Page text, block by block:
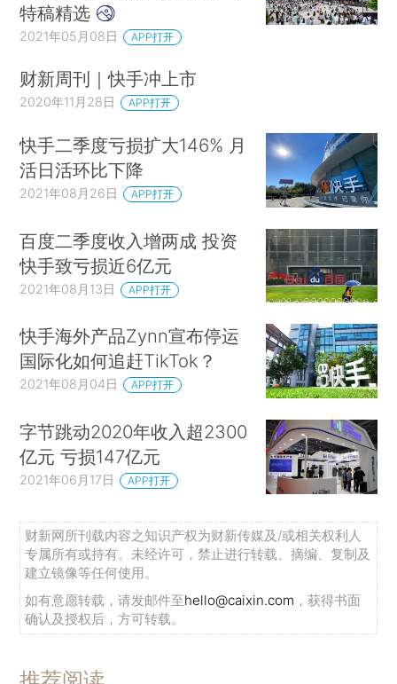
特稿精选
2021年05月08日 APP打开
财新周刊｜快手冲上市
2020年11月28日 APP打开
快手二季度亏损扩大146% 月
活日活环比下降
2021年08月26日 APP打开
百度二季度收入增两成 投资
快手致亏损近6亿元
2021年08月13日 APP打开
快手海外产品Zynn宣布停运
国际化如何追赶TikTok？
2021年08月04日 APP打开
字节跳动2020年收入超2300
亿元 亏损147亿元
2021年06月17日 APP打开
财新网所刊载内容之知识产权为财新传媒及/或相关权利人
专属所有或持有。未经许可，禁止进行转载、摘编、复制及
建立镜像等任何使用。
如有意愿转载，请发邮件至hello@caixin.com ，获得书面
确认及授权后，方可转载。